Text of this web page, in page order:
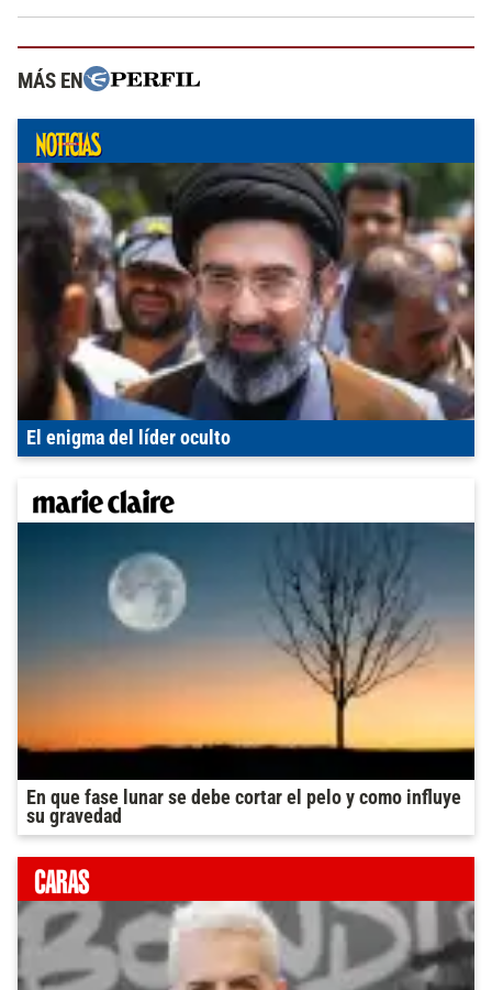
MÁS EN
El enigma del líder oculto
En que fase lunar se debe cortar el pelo y como influye
su gravedad